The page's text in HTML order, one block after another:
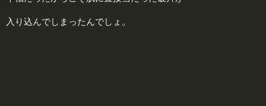
入り込んでしまったんでしょ。